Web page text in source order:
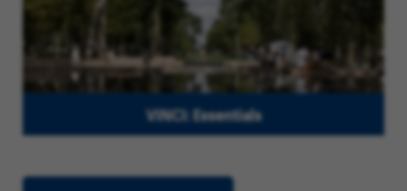
VINCI: Essentials